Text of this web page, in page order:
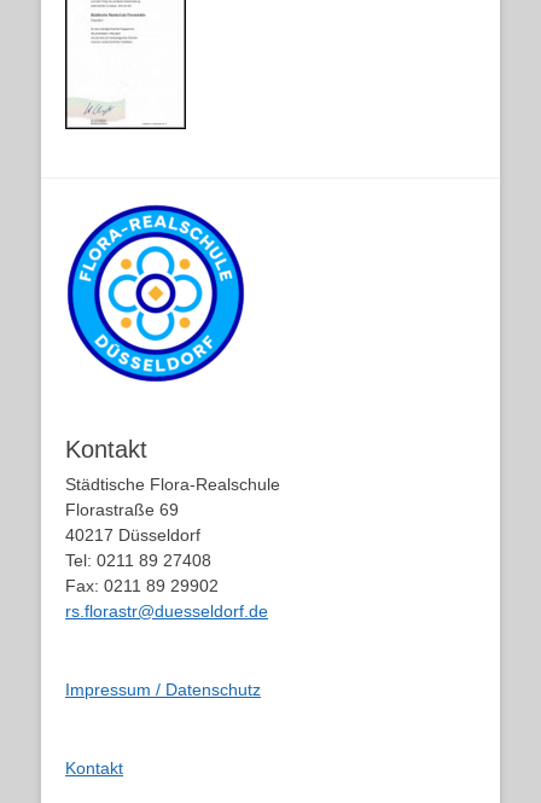
Kontakt
Städtische Flora-Realschule
Florastraße 69
40217 Düsseldorf
Tel: 0211 89 27408
Fax: 0211 89 29902
rs.florastr@duesseldorf.de
Impressum / Datenschutz
Kontakt